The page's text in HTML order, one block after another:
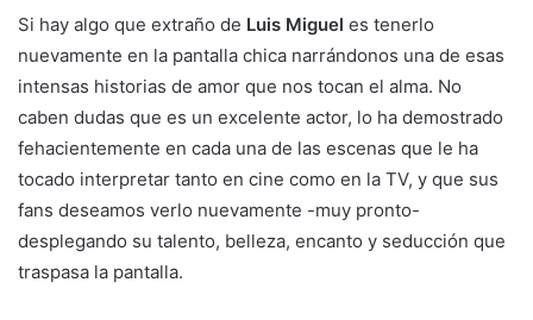
Si hay algo que extraño de Luis Miguel es tenerlo
nuevamente en la pantalla chica narrándonos una de esas
intensas historias de amor que nos tocan el alma. No
caben dudas que es un excelente actor, lo ha demostrado
fehacientemente en cada una de las escenas que le ha
tocado interpretar tanto en cine como en la TV, y que sus
fans deseamos verlo nuevamente -muy pronto-
desplegando su talento, belleza, encanto y seducción que
traspasa la pantalla.